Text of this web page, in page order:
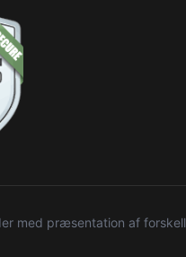
med præsentation af